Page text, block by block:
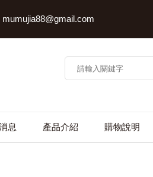
mumujia88@gmail.com
息 產品介紹 購物說明